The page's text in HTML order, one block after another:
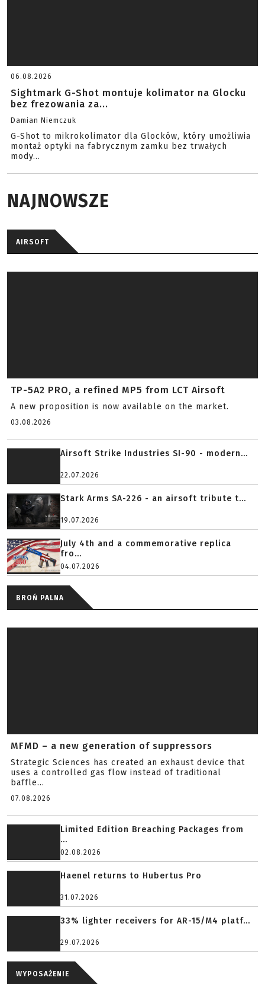
06.08.2026
Sightmark G-Shot montuje kolimator na Glocku
bez frezowania za...
Damian Niemczuk
G-Shot to mikrokolimator dla Glocków, który umożliwia
montaż optyki na fabrycznym zamku bez trwałych
mody...
NAJNOWSZE
AIRSOFT
TP-5A2 PRO, a refined MP5 from LCT Airsoft
A new proposition is now available on the market.
03.08.2026
Airsoft Strike Industries SI-90 - modern...
22.07.2026
Stark Arms SA-226 - an airsoft tribute t...
19.07.2026
July 4th and a commemorative replica
fro...
04.07.2026
BROŃ PALNA
MFMD – a new generation of suppressors
Strategic Sciences has created an exhaust device that
uses a controlled gas flow instead of traditional
baffle...
07.08.2026
Limited Edition Breaching Packages from
...
02.08.2026
Haenel returns to Hubertus Pro
31.07.2026
33% lighter receivers for AR-15/M4 platf...
29.07.2026
WYPOSAŻENIE